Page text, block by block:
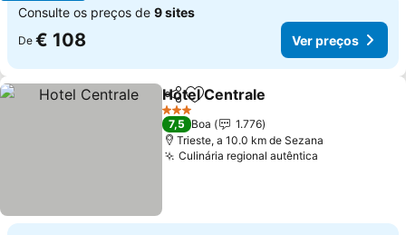
Consulte os preços de 9 sites
De € 108 Ver preços
PartilharAdicionar aos favoritos
Hotel Centrale
3 Estrelas
7,5 Boa
1.776
Trieste, a 10.0 km de Sezana
Culinária regional autêntica